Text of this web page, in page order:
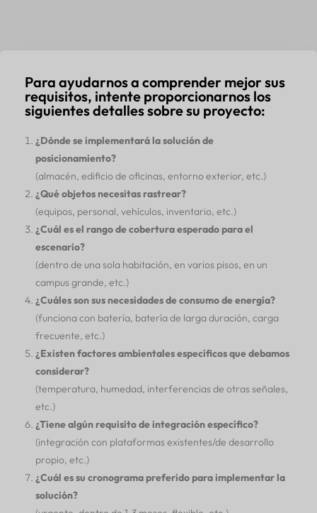
Para ayudarnos a comprender mejor sus
requisitos, intente proporcionarnos los
siguientes detalles sobre su proyecto:
¿Dónde se implementará la solución de
posicionamiento?
(almacén, edificio de oficinas, entorno exterior, etc.)
¿Qué objetos necesitas rastrear?
(equipos, personal, vehículos, inventario, etc.)
¿Cuál es el rango de cobertura esperado para el
escenario?
(dentro de una sola habitación, en varios pisos, en un
campus grande, etc.)
¿Cuáles son sus necesidades de consumo de energía?
(funciona con batería, batería de larga duración, carga
frecuente, etc.)
¿Existen factores ambientales específicos que debamos
considerar?
(temperatura, humedad, interferencias de otras señales,
etc.)
¿Tiene algún requisito de integración específico?
(integración con plataformas existentes/de desarrollo
propio, etc.)
¿Cuál es su cronograma preferido para implementar la
solución?